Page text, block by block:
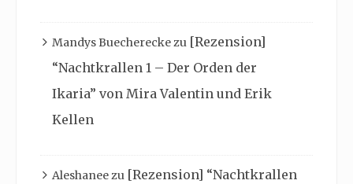
Mandys Buechereckezu [Rezension]
“Nachtkrallen 1 – Der Orden der
Ikaria” von Mira Valentin und Erik
Kellen
Aleshaneezu [Rezension] “Nachtkrallen